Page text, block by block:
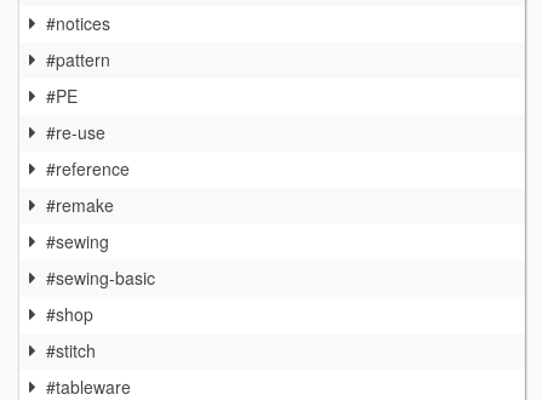
#notices
#pattern
#PE
#re-use
#reference
#remake
#sewing
#sewing-basic
#shop
#stitch
#tableware